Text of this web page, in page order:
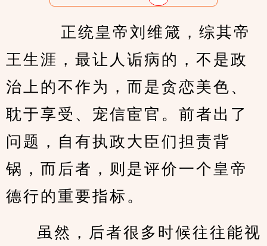
王生涯，最让人诟病的，不是政
治上的不作为，而是贪恋美色、
耽于享受、宠信宦官。前者出了
问题，自有执政大臣们担责背
锅，而后者，则是评价一个皇帝
德行的重要指标。
虽然，后者很多时候往往能视